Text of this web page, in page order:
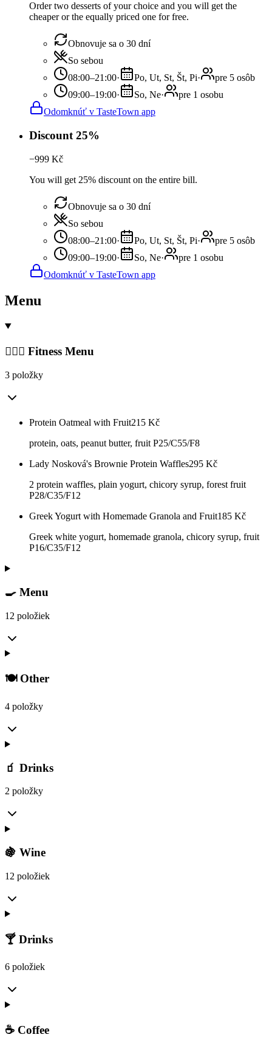
Order two desserts of your choice and you will get the
cheaper or the equally priced one for free.
Obnovuje sa o 30 dní
So sebou
08:00–21:00· Po, Ut, St, Št, Pi·
pre 5 osôb
09:00–19:00· So, Ne·
pre 1 osobu
Odomknúť v TasteTown app
Discount 25%
−999 Kč
You will get 25% discount on the entire bill.
Obnovuje sa o 30 dní
So sebou
08:00–21:00· Po, Ut, St, Št, Pi·
pre 5 osôb
09:00–19:00· So, Ne·
pre 1 osobu
Odomknúť v TasteTown app
Menu
🏋🏻‍♀️ Fitness Menu
3 položky
Protein Oatmeal with Fruit215 Kč
protein, oats, peanut butter, fruit P25/C55/F8
Lady Nosková's Brownie Protein Waffles295 Kč
2 protein waffles, plain yogurt, chicory syrup, forest fruit
P28/C35/F12
Greek Yogurt with Homemade Granola and Fruit185 Kč
Greek white yogurt, homemade granola, chicory syrup, fruit
P16/C35/F12
🍳 Menu
12 položiek
🍽️ Other
4 položky
🧃 Drinks
2 položky
🍇 Wine
12 položiek
🍸 Drinks
6 položiek
☕️ Coffee